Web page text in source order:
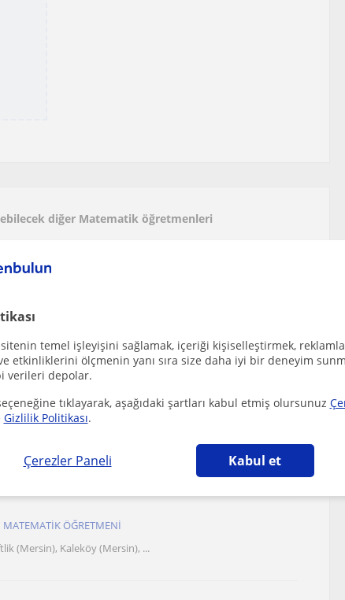
temel işleyişini sağlamak, içeriği kişiselleştirmek,
etkinliklerini ölçmenin yanı sıra size daha iyi bir deneyim
verileri depolar.
tıklayarak, aşağıdaki şartları kabul etmiş olursunuz
Gizlilik Politikası.
Çerezler Paneli Kabul et
diğer Matematik öğretmenleri
5. sınıfa geçen öğrencilere mate...
LGS grubu matematik öğretmeni
(Mersin), Davultepe, Kaleköy (...
özel ders ilanı
Sehri
MATEMATİK ÖĞRETMENİ
(Mersin), Kaleköy (Mersin), ...